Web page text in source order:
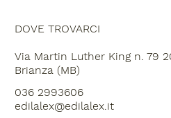
DOVE TROVARCI
Via Martin Luther King n. 79
Brianza (MB)
036 2993606
edilalex@edilalex.it